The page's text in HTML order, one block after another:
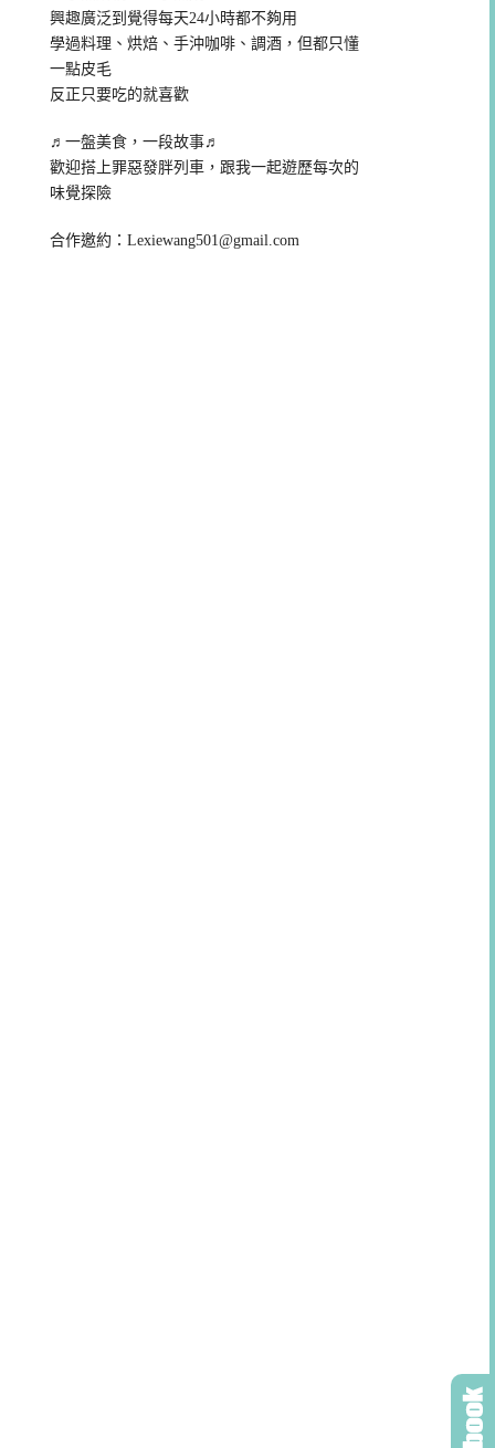
興趣廣泛到覺得每天24小時都不夠用
學過料理、烘焙、手沖咖啡、調酒，但都只懂
一點皮毛
反正只要吃的就喜歡
♬一盤美食，一段故事♬
歡迎搭上罪惡發胖列車，跟我一起遊歷每次的
味覺探險
合作邀約：Lexiewang501@gmail.com